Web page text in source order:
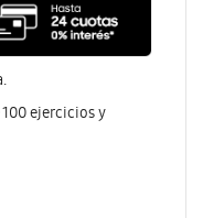
ejercicios y